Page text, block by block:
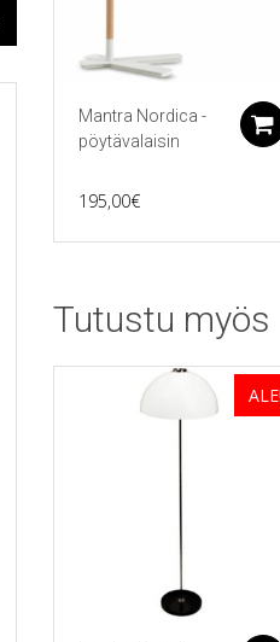
Mantra Nordica -
pöytävalaisin
195,00€
Tutustu myös
ALE!